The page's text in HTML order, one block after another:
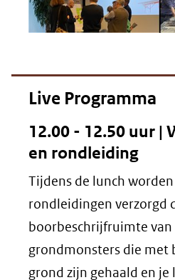
Live Programma
12.00 - 12.50 uur |
en rondleiding
Tijdens de lunch
rondleidingen verzorgd
boorbeschrijfruimte van
grondmonsters die met
grond zijn gehaald en je